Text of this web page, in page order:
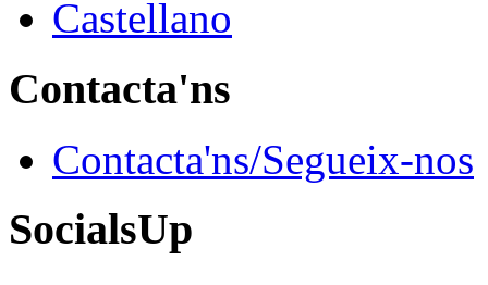
Castellano
Contacta'ns
Contacta'ns/Segueix-nos
SocialsUp